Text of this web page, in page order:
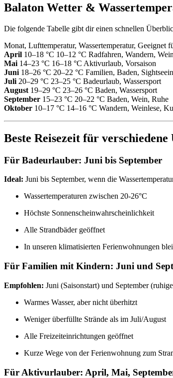
Balaton Wetter &
Die folgende Tabelle gibt dir einen schnellen
Monat, Lufttemperatur, Wassertemperatur, Geeignet
April 10–18 °C 10–12 °C Radfahren, Wandern,
Mai 14–23 °C 16–18 °C Aktivurlaub, Vorsaison
Juni 18–26 °C 20–22 °C Familien, Baden,
Juli 20–29 °C 23–25 °C Badeurlaub, Wassersport
August 19–29 °C 23–26 °C Baden, Wassersport
September 15–23 °C 20–22 °C Baden, Wein, Ruhe
Oktober 10–17 °C 14–16 °C Wandern, Weinlese,
Beste Reisezeit für
Für Badeurlauber: Juni bis September
Ideal: Juni bis September, wenn die
Wassertemperaturen zwischen 20-26°C
Höchste Sonnenscheinwahrscheinlichkeit
Alle Strandbäder geöffnet
In unseren klimatisierten Ferienwohnungen
Für Familien mit Kindern: Juni und
Empfohlen: Juni (Saisonstart) und September
Warmes Wasser, aber nicht überhitzt
Weniger überfüllte Strände als im Juli/August
Alle Freizeiteinrichtungen geöffnet
Kurze Wege von der Ferienwohnung zum
Für Aktivurlauber: April, Mai,